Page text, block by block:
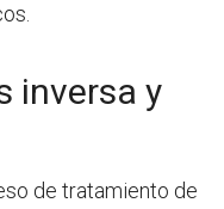
inversa y
de tratamiento de